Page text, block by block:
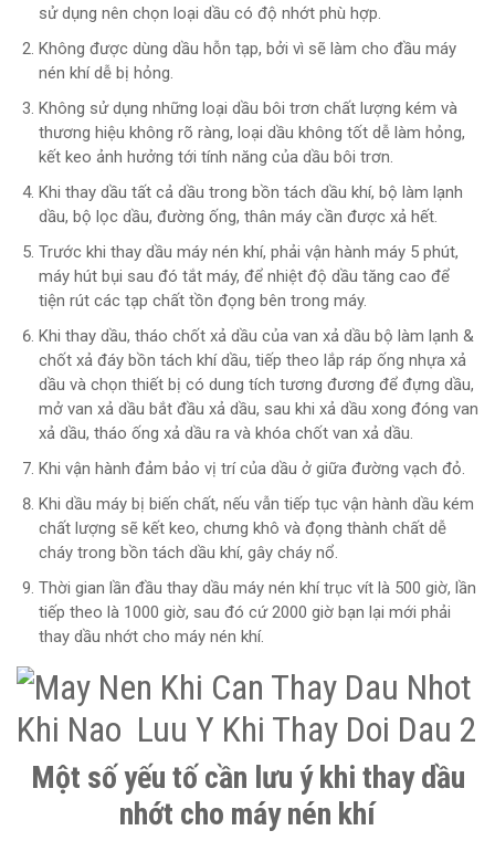
sử dụng nên chọn loại dầu có độ nhớt phù hợp.
Không được dùng dầu hỗn tạp, bởi vì sẽ làm cho đầu máy
nén khí dễ bị hỏng.
Không sử dụng những loại dầu bôi trơn chất lượng kém và
thương hiệu không rõ ràng, loại dầu không tốt dễ làm hỏng,
kết keo ảnh hưởng tới tính năng của dầu bôi trơn.
Khi thay dầu tất cả dầu trong bồn tách dầu khí, bộ làm lạnh
dầu, bộ lọc dầu, đường ống, thân máy cần được xả hết.
Trước khi thay dầu máy nén khí, phải vận hành máy 5 phút,
máy hút bụi sau đó tắt máy, để nhiệt độ dầu tăng cao để
tiện rút các tạp chất tồn đọng bên trong máy.
Khi thay dầu, tháo chốt xả dầu của van xả dầu bộ làm lạnh &
chốt xả đáy bồn tách khí dầu, tiếp theo lắp ráp ống nhựa xả
dầu và chọn thiết bị có dung tích tương đương để đựng dầu,
mở van xả dầu bắt đầu xả dầu, sau khi xả dầu xong đóng van
xả dầu, tháo ống xả dầu ra và khóa chốt van xả dầu.
Khi vận hành đảm bảo vị trí của dầu ở giữa đường vạch đỏ.
Khi dầu máy bị biến chất, nếu vẫn tiếp tục vận hành dầu kém
chất lượng sẽ kết keo, chưng khô và đọng thành chất dễ
cháy trong bồn tách dầu khí, gây cháy nổ.
Thời gian lần đầu thay dầu máy nén khí trục vít là 500 giờ, lần
tiếp theo là 1000 giờ, sau đó cứ 2000 giờ bạn lại mới phải
thay dầu nhớt cho máy nén khí.
Một số yếu tố cần lưu ý khi thay dầu
nhớt cho máy nén khí